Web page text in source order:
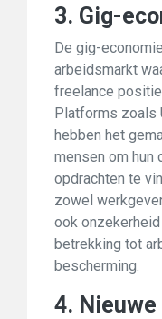
3. Gig-
De gig-
arbeidsmarkt
freelance
Platforms zoals
hebben het
mensen om hun
opdrachten te
zowel
ook
betrekking tot
bescherming.
4.